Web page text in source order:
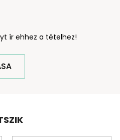
ír ehhez a tételhez!